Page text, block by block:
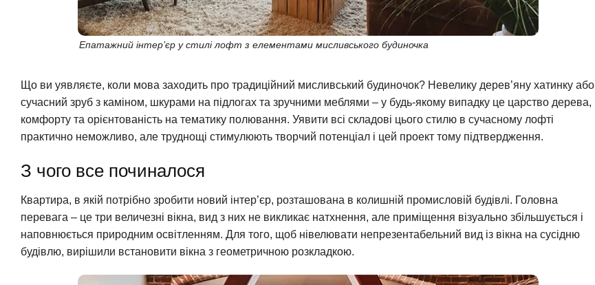
Епатажний інтер’єр у стилі лофт з елементами мисливського будиночка
Що ви уявляєте, коли мова заходить про традиційний мисливський будиночок? Невелику дерев’яну хатинку або
сучасний зруб з каміном, шкурами на підлогах та зручними меблями – у будь-якому випадку це царство дерева,
комфорту та орієнтованість на тематику полювання. Уявити всі складові цього стилю в сучасному лофті
практично неможливо, але труднощі стимулюють творчий потенціал і цей проект тому підтвердження.
З чого все починалося
Квартира, в якій потрібно зробити новий інтер’єр, розташована в колишній промисловій будівлі. Головна
перевага – це три величезні вікна, вид з них не викликає натхнення, але приміщення візуально збільшується і
наповнюється природним освітленням. Для того, щоб нівелювати непрезентабельний вид із вікна на сусідню
будівлю, вирішили встановити вікна з геометричною розкладкою.